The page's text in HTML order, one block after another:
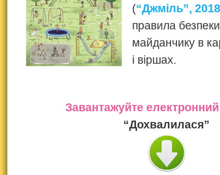
(“Джміль”,
правила
майданчику в
і віршах.
Завантажуйте
“Дохвалилася”